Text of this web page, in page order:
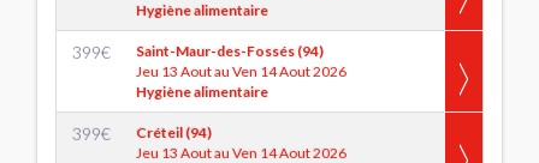
Hygiène alimentaire
399€
Saint-Maur-des-Fossés (94)
Jeu 13 Aout au Ven 14 Aout 2026
Hygiène alimentaire
399€
Créteil (94)
Jeu 13 Aout au Ven 14 Aout 2026